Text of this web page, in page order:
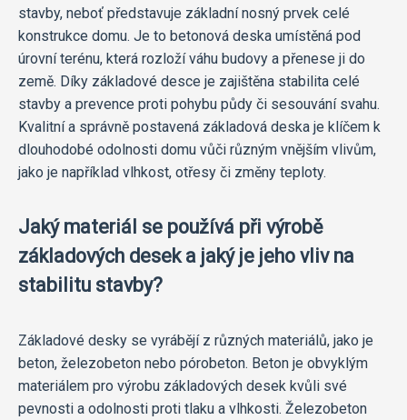
stavby, neboť představuje základní nosný prvek celé
konstrukce domu. Je to betonová deska umístěná pod
úrovní terénu, která rozloží váhu budovy a přenese ji do
země. Díky základové desce je zajištěna stabilita celé
stavby a prevence proti pohybu půdy či sesouvání svahu.
Kvalitní a správně postavená základová deska je klíčem k
dlouhodobé odolnosti domu vůči různým vnějším vlivům,
jako je například vlhkost, otřesy či změny teploty.
Jaký materiál se používá při výrobě
základových desek a jaký je jeho vliv na
stabilitu stavby?
Základové desky se vyrábějí z různých materiálů, jako je
beton, železobeton nebo pórobeton. Beton je obvyklým
materiálem pro výrobu základových desek kvůli své
pevnosti a odolnosti proti tlaku a vlhkosti. Železobeton